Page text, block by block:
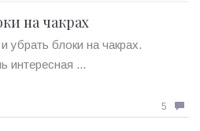
на чакрах
убрать блоки на чакрах.
интересная ...
5